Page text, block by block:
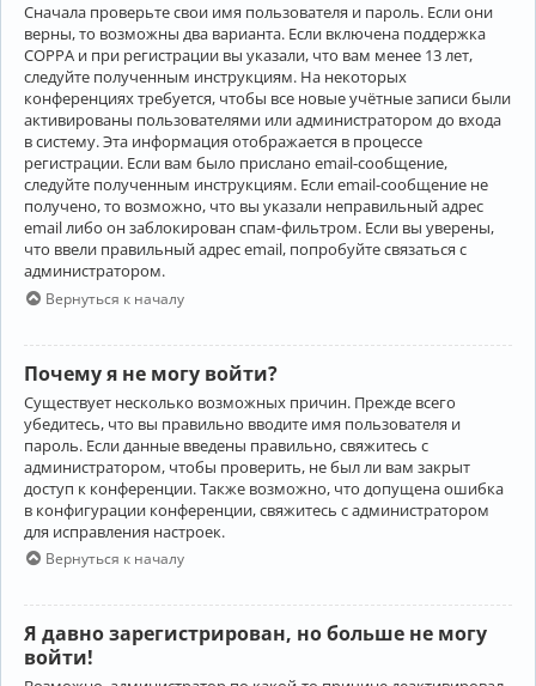
Сначала проверьте свои имя пользователя и пароль. Если они
верны, то возможны два варианта. Если включена поддержка
COPPA и при регистрации вы указали, что вам менее 13 лет,
следуйте полученным инструкциям. На некоторых
конференциях требуется, чтобы все новые учётные записи были
активированы пользователями или администратором до входа
в систему. Эта информация отображается в процессе
регистрации. Если вам было прислано email-сообщение,
следуйте полученным инструкциям. Если email-сообщение не
получено, то возможно, что вы указали неправильный адрес
email либо он заблокирован спам-фильтром. Если вы уверены,
что ввели правильный адрес email, попробуйте связаться с
администратором.
Вернуться к началу
Почему я не могу войти?
Существует несколько возможных причин. Прежде всего
убедитесь, что вы правильно вводите имя пользователя и
пароль. Если данные введены правильно, свяжитесь с
администратором, чтобы проверить, не был ли вам закрыт
доступ к конференции. Также возможно, что допущена ошибка
в конфигурации конференции, свяжитесь с администратором
для исправления настроек.
Вернуться к началу
Я давно зарегистрирован, но больше не могу
войти!